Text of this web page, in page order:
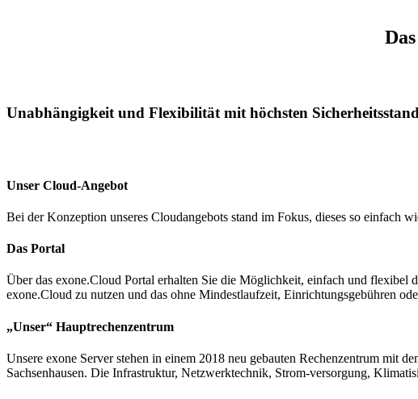
Unabhängigkeit und Flexibilität mit höchsten
Unser Cloud-Angebot
Bei der Konzeption unseres Cloudangebots stand im Fokus, dieses so einfach
Das Portal
Über das exone.Cloud Portal erhalten Sie die Möglichkeit, einfach und
exone.Cloud zu nutzen und das ohne Mindestlaufzeit, Einrichtungsgebühren
„Unser“ Hauptrechenzentrum
Unsere exone Server stehen in einem 2018 neu gebauten Rechenzentrum mit
Sachsenhausen. Die Infrastruktur, Netzwerktechnik, Strom-versorgung,